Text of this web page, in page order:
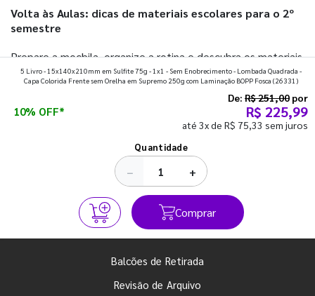
Volta às Aulas: dicas de materiais escolares para o 2º
semestre
Prepare a mochila, organize a rotina e descubra os materiais
que fazem toda diferença para começar o segundo
5 Livro - 15x140x210mm em Sulfite 75g - 1x1 - Sem Enobrecimento - Lombada Quadrada -
Capa Colorida Frente sem Orelha em Supremo 250g com Laminação BOPP Fosca (26331)
10% OFF*
De: R$ 251,00 por
R$ 225,99
até 3x de R$ 75,33 sem juros
Quantidade
− +
Comprar
Balcões de Retirada
Revisão de Arquivo